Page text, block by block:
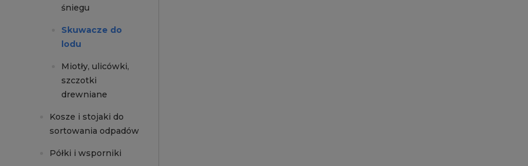
śniegu
Skuwacze do
lodu
Miotły, ulicówki,
szczotki
drewniane
Kosze i stojaki do
sortowania odpadów
Półki i wsporniki